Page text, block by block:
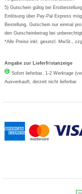
Basica
5) Gutschein gültig bei
Einlösung über Pay-Pal Express
Bestellung. Gutschein nur einmal
den Gutscheinbetrag bei
*Alle Preise inkl. gesetzl. MwSt.,
Angabe zur Lieferfristanzeige
Sofort lieferbar, 1-2 Werktage
Ausverkauft, derzeit nicht lieferbar